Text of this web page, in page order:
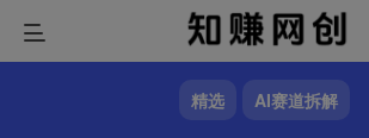
精选 AI赛道拆解